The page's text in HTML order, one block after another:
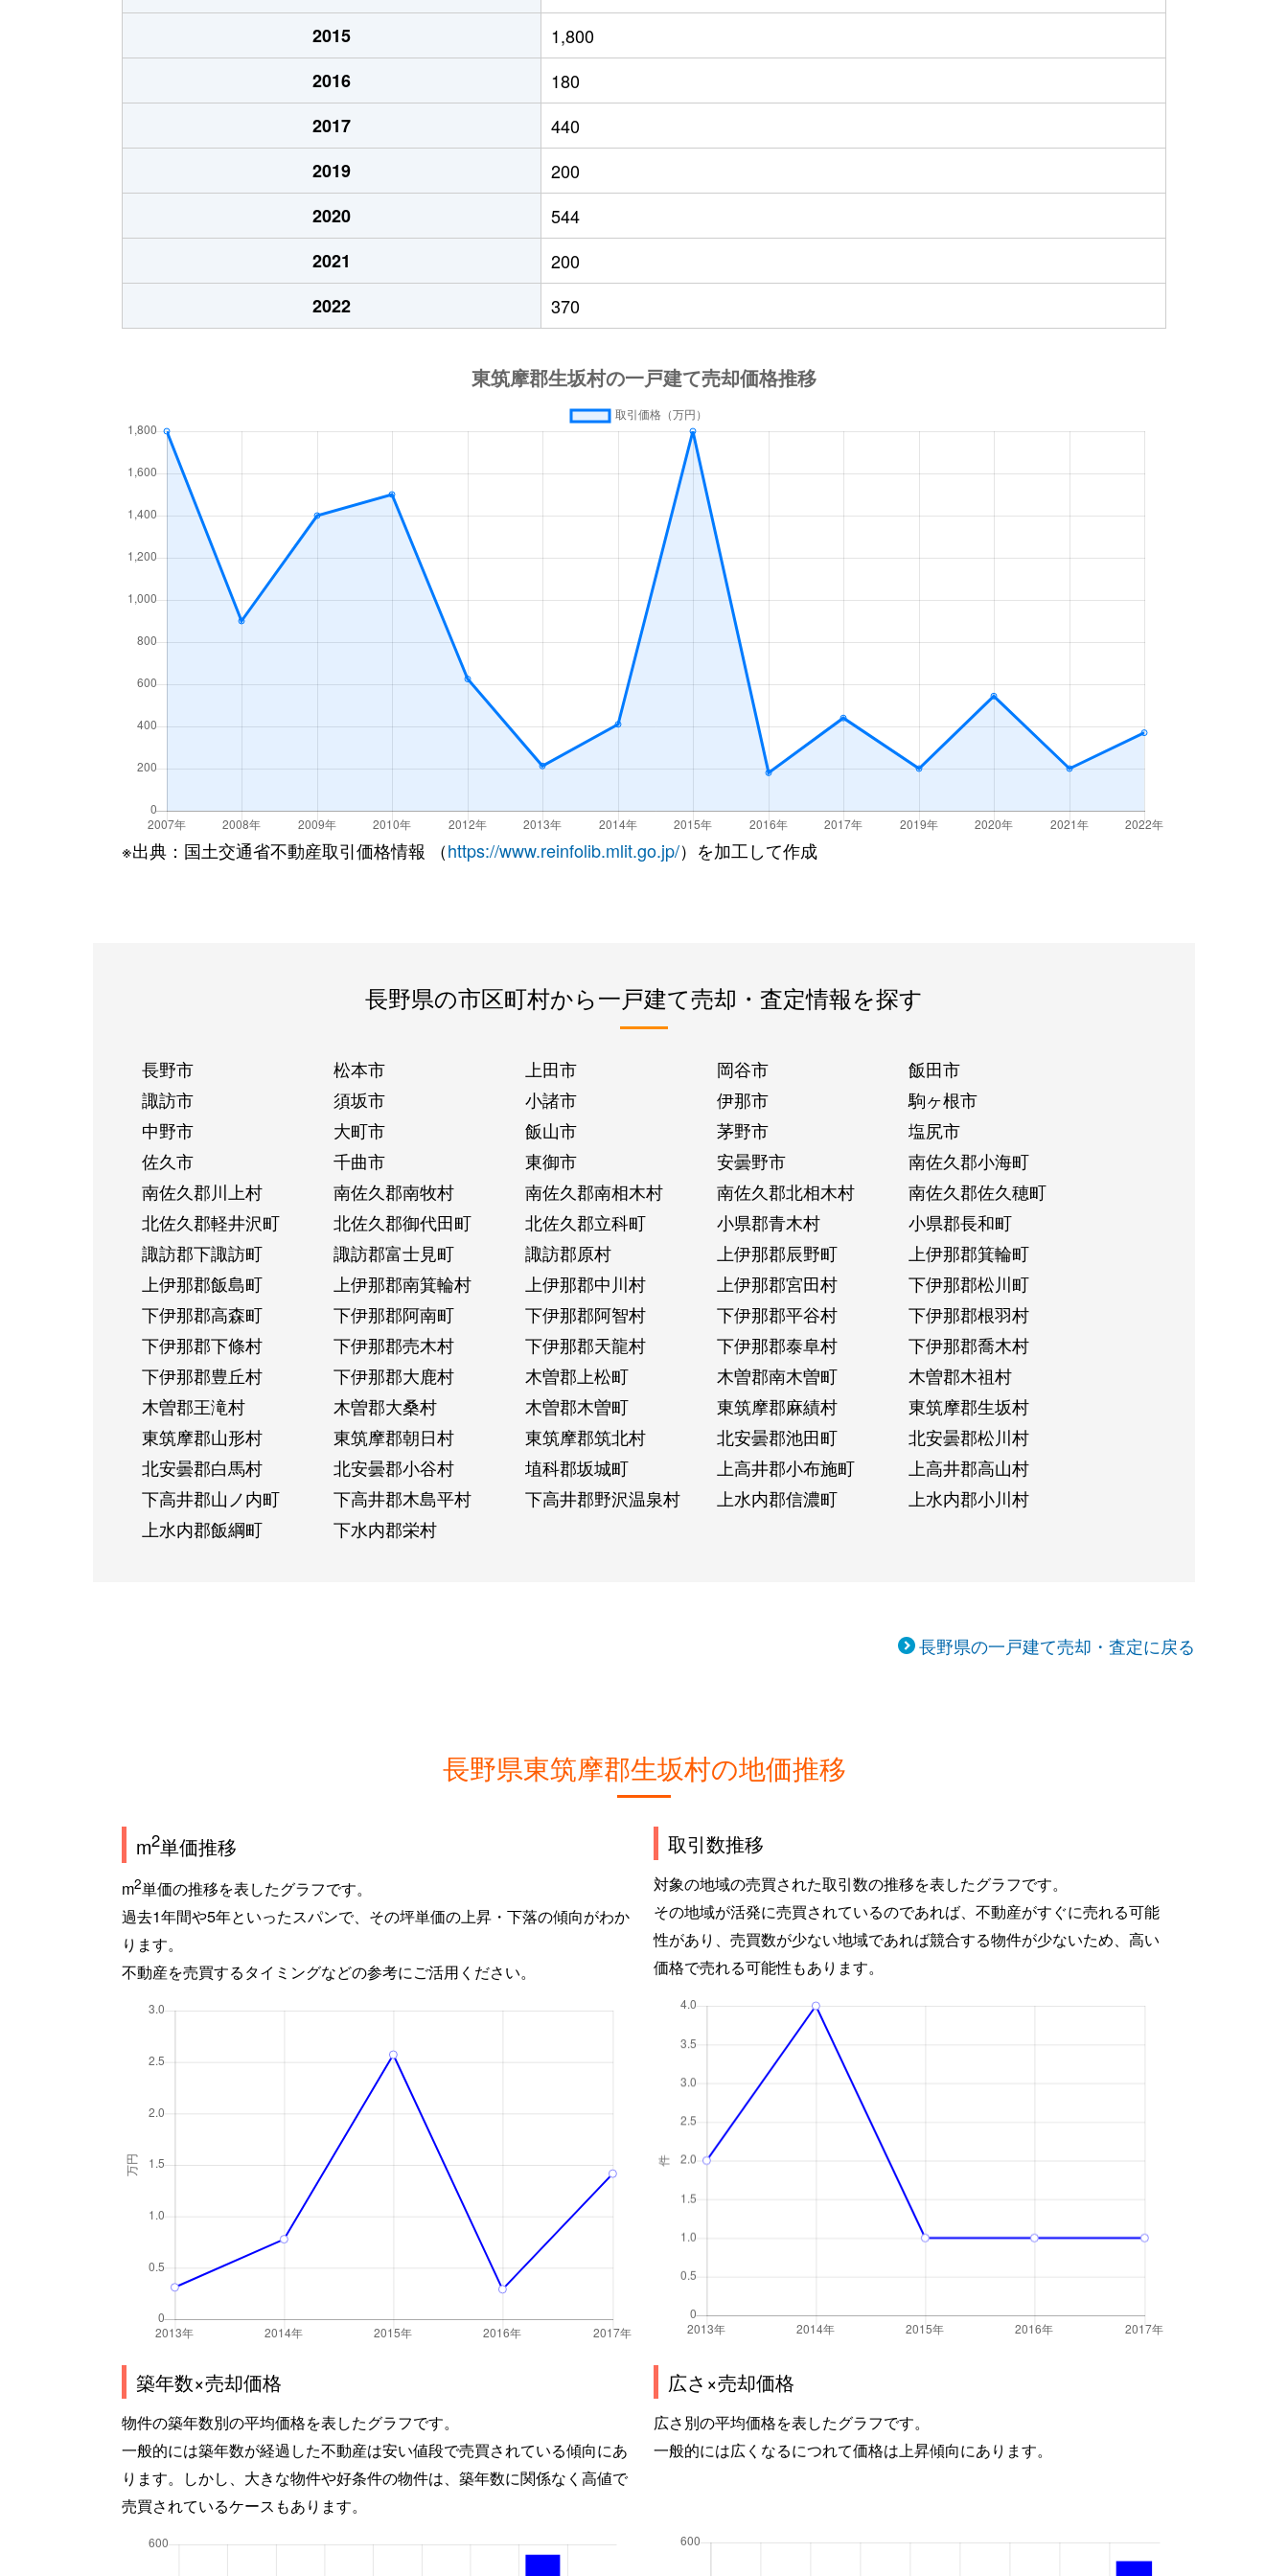
2015
1,800
2016
180
2017
440
2019
200
2020
544
2021
200
2022
370
※出典：国土交通省不動産取引価格情報 （https://www.reinfolib.mlit.go.jp/）を加工して作成
長野県の市区町村から一戸建て売却・査定情報を探す
長野市 松本市 上田市 岡谷市
飯田市
諏訪市
須坂市 小諸市 伊那市
駒ヶ根市
中野市
大町市 飯山市 茅野市
塩尻市
佐久市
千曲市 東御市 安曇野市
南佐久郡小海町
南佐久郡川上村
南佐久郡南牧村 南佐久郡南相木村 南佐久郡北相木村
南佐久郡佐久穂町
北佐久郡軽井沢町
北佐久郡御代田町 北佐久郡立科町 小県郡青木村
小県郡長和町
諏訪郡下諏訪町
諏訪郡富士見町 諏訪郡原村 上伊那郡辰野町
上伊那郡箕輪町
上伊那郡飯島町
上伊那郡南箕輪村 上伊那郡中川村 上伊那郡宮田村
下伊那郡松川町
下伊那郡高森町
下伊那郡阿南町 下伊那郡阿智村 下伊那郡平谷村
下伊那郡根羽村
下伊那郡下條村
下伊那郡売木村 下伊那郡天龍村 下伊那郡泰阜村
下伊那郡喬木村
下伊那郡豊丘村
下伊那郡大鹿村 木曽郡上松町 木曽郡南木曽町
木曽郡木祖村
木曽郡王滝村
木曽郡大桑村 木曽郡木曽町 東筑摩郡麻績村
東筑摩郡生坂村
東筑摩郡山形村
東筑摩郡朝日村 東筑摩郡筑北村 北安曇郡池田町
北安曇郡松川村
北安曇郡白馬村
北安曇郡小谷村 埴科郡坂城町 上高井郡小布施町
上高井郡高山村
下高井郡山ノ内町
下高井郡木島平村 下高井郡野沢温泉村 上水内郡信濃町
上水内郡小川村
上水内郡飯綱町
下水内郡栄村
長野県の一戸建て売却・査定に戻る
長野県東筑摩郡生坂村の地価推移
m2単価推移
m2単価の推移を表したグラフです。
過去1年間や5年といったスパンで、その坪単価の上昇・下落の傾向がわか
ります。
不動産を売買するタイミングなどの参考にご活用ください。
取引数推移
対象の地域の売買された取引数の推移を表したグラフです。
その地域が活発に売買されているのであれば、不動産がすぐに売れる可能
性があり、売買数が少ない地域であれば競合する物件が少ないため、高い
価格で売れる可能性もあります。
築年数×売却価格
物件の築年数別の平均価格を表したグラフです。
一般的には築年数が経過した不動産は安い値段で売買されている傾向にあ
ります。しかし、大きな物件や好条件の物件は、築年数に関係なく高値で
売買されているケースもあります。
広さ×売却価格
広さ別の平均価格を表したグラフです。
一般的には広くなるにつれて価格は上昇傾向にあります。